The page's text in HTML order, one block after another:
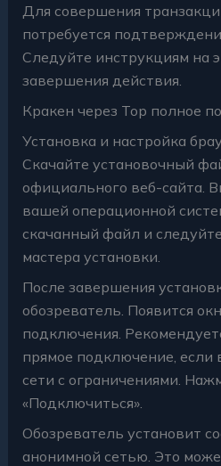
Для совершения
потребуется
Следуйте инструкциям на
завершения действия.
Кракен через Тор полное
Установка и настройка
Скачайте установочный
официального веб-сайта.
вашей операционной
скачанный файл и
мастера установки.
После завершения
обозреватель. Появится
подключения.
прямое подключение, если
сети с ограничениями.
«Подключиться».
Обозреватель установит
анонимной сетью. Это